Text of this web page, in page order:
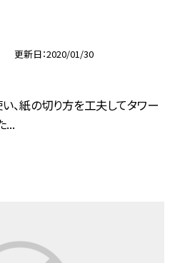
更新日 2020/01/30
、紙の切り方を工夫してタワー
...